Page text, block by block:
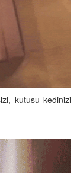
kutusu kedinizi